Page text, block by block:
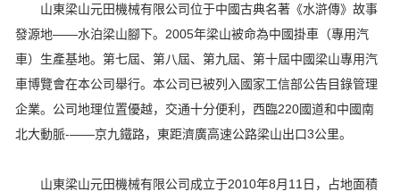
山東梁山元田機械有限公司位于中國古典名著《水滸傳》故事
發源地——水泊梁山腳下。2005年梁山被命為中國掛車（專用汽
車）生產基地。第七屆、第八屆、第九屆、第十屆中國梁山專用汽
車博覽會在本公司舉行。本公司已被列入國家工信部公告目錄管理
企業。公司地理位置優越，交通十分便利，西臨220國道和中國南
北大動脈-——京九鐵路，東距濟廣高速公路梁山出口3公里。
山東梁山元田機械有限公司成立于2010年8月11日，占地面積